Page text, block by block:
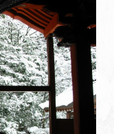
めの過ごし方
ト
ス